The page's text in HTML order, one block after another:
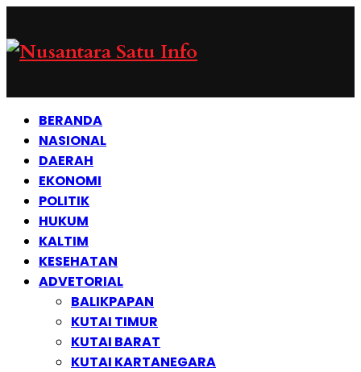
BERANDA
NASIONAL
DAERAH
EKONOMI
POLITIK
HUKUM
KALTIM
KESEHATAN
ADVETORIAL
BALIKPAPAN
KUTAI TIMUR
KUTAI BARAT
KUTAI KARTANEGARA